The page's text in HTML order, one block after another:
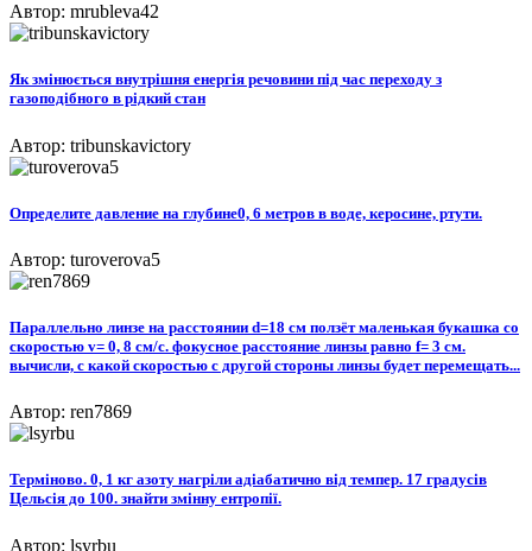
Автор: mrubleva42
Як змінюється внутрішня енергія речовини під час переходу з
газоподібного в рідкий стан
Автор: tribunskavictory
Определите давление на глубине0, 6 метров в воде, керосине, ртути.
Автор: turoverova5
Параллельно линзе на расстоянии d=18 см ползёт маленькая букашка со
скоростью v= 0, 8 см/с. фокусное расстояние линзы равно f= 3 cм.
вычисли, с какой скоростью с другой стороны линзы будет перемещать...
Автор: ren7869
Терміново. 0, 1 кг азоту нагріли адіабатично від темпер. 17 градусів
Цельсія до 100. знайти змінну ентропії.
Автор: lsyrbu